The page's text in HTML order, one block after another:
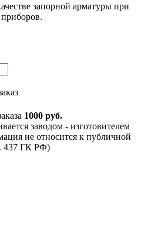
запорной арматуры при
1000 руб.
заводом - изготовителем
не относится к публичной
437 ГК РФ)